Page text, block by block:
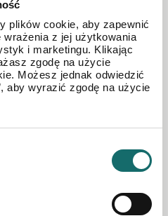
plików cookie, aby zapewnić
wrażenia z jej użytkowania
i marketingu. Klikając
zgodę na użycie
Możesz jednak odwiedzić
aby wyrazić zgodę na użycie